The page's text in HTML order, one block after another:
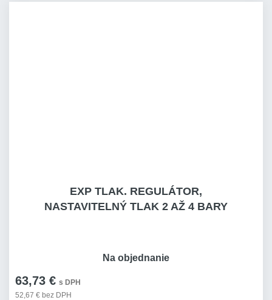
EXP TLAK. REGULÁTOR,
NASTAVITELNÝ TLAK 2 AŽ 4 BARY
63,73 € s DPH
52,67 € bez DPH
Na objednanie